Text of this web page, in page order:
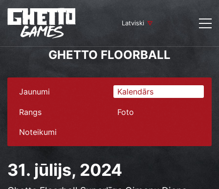
Latviski
GHETTO FLOORBALL
Jaunumi Kalendārs
Rangs Foto
Noteikumi
31. jūlijs, 2024